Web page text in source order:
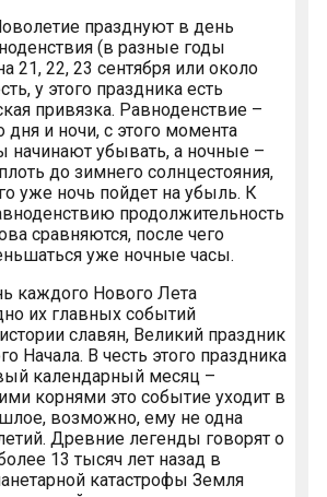
празднуют в день
(в разные годы
21, 22, 23 сентября или около
у этого праздника есть
привязка. Равноденствие –
дня и ночи, с этого момента
начинают убывать, а ночные –
до зимнего солнцестояния,
уже ночь пойдет на убыль. К
продолжительность
сравняются, после чего
уже ночные часы.
каждого Нового Лета
их главных событий
славян, Великий праздник
Начала. В честь этого праздника
календарный месяц –
корнями это событие уходит в
возможно, ему не одна
Древние легенды говорят о
13 тысяч лет назад в
катастрофы Земля